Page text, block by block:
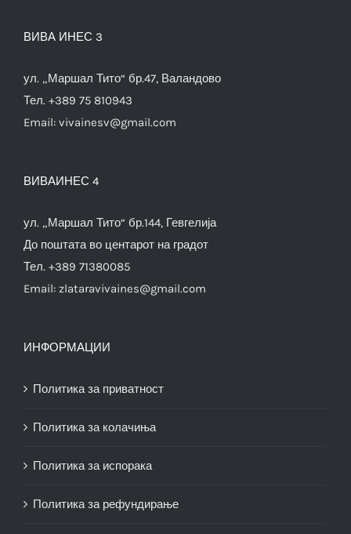
ВИВА ИНЕС 3
ул. „Маршал Тито“ бр.47, Валандово
Тел. +389 75 810943
Email: vivainesv@gmail.com
ВИВАИНЕС 4
ул. „Маршал Тито“ бр.144, Гевгелија
До поштата во центарот на градот
Тел. +389 71380085
Email: zlataravivaines@gmail.com
ИНФОРМАЦИИ
Политика за приватност
Политика за колачиња
Политика за испорака
Политика за рефундирање